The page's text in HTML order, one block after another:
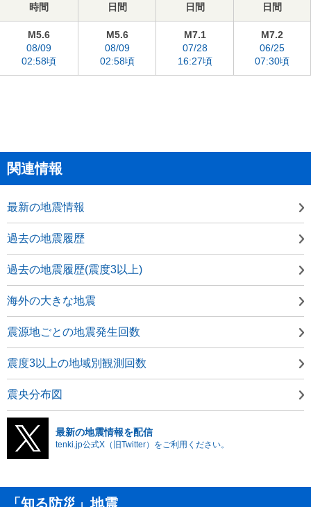
時間
日間
日間
日間
M5.6
08/09
02:58頃
M5.6
08/09
02:58頃
M7.1
07/28
16:27頃
M7.2
06/25
07:30頃
関連情報
最新の地震情報
過去の地震履歴
過去の地震履歴(震度3以上)
海外の大きな地震
震源地ごとの地震発生回数
震度3以上の地域別観測回数
震央分布図
最新の地震情報を配信
tenki.jp公式X（旧Twitter）をご利用ください。
「知る防災」地震